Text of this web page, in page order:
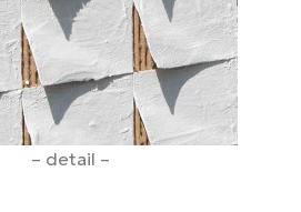
– detail –